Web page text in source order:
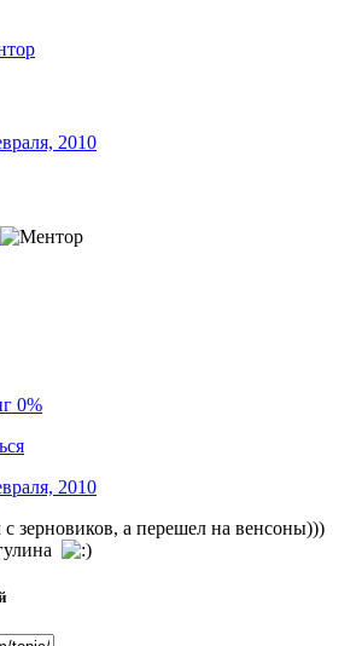
2010
0%
2010
с зерновиков, а перешел на венсоны)))